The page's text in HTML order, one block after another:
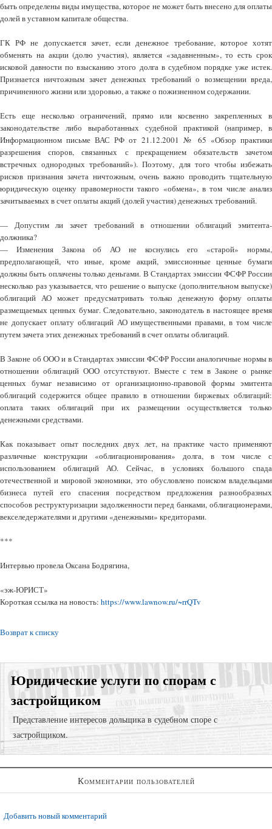
быть определены виды имущества, которое не может быть внесено для оплаты
долей в уставном капитале общества.
ГК РФ не допускается зачет, если денежное требование, которое хотят
обменять на акции (долю участия), является «задавненным», то есть срок
исковой давности по взысканию этого долга в судебном порядке уже истек.
Признается ничтожным зачет денежных требований о возмещении вреда,
причиненного жизни или здоровью, а также о пожизненном содержании.
Есть еще несколько ограничений, прямо или косвенно закрепленных в
законодательстве либо выработанных судебной практикой (например, в
Информационном письме ВАС РФ от 21.12.2001 № 65 «Обзор практики
разрешения споров, связанных с прекращением обязательств зачетом
встречных однородных требований»). Поэтому, для того чтобы избежать
рисков признания зачета ничтожным, очень важно проводить тщательную
юридическую оценку правомерности такого «обмена», в том числе анализ
зачитываемых в счет оплаты акций (долей участия) денежных требований.
— Допустим ли зачет требований в отношении облигаций эмитента-
должника?
— Изменения Закона об АО не коснулись его «старой» нормы,
предполагающей, что иные, кроме акций, эмиссионные ценные бумаги
должны быть оплачены только деньгами. В Стандартах эмиссии ФСФР России
несколько раз указывается, что решение о выпуске (дополнительном выпуске)
облигаций АО может предусматривать только денежную форму оплаты
размещаемых ценных бумаг. Следовательно, законодатель в настоящее время
не допускает оплату облигаций АО имущественными правами, в том числе
путем зачета этих денежных требований в счет оплаты облигаций.
В Законе об ООО и в Стандартах эмиссии ФСФР России аналогичные нормы в
отношении облигаций ООО отсутствуют. Вместе с тем в Законе о рынке
ценных бумаг независимо от организационно-правовой формы эмитента
облигаций содержится общее правило в отношении биржевых облигаций:
оплата таких облигаций при их размещении осуществляется только
денежными средствами.
Как показывает опыт последних двух лет, на практике часто применяют
различные конструкции «облигационирования» долга, в том числе с
использованием облигаций АО. Сейчас, в условиях большого спада
отечественной и мировой экономики, это обусловлено поиском владельцами
бизнеса путей его спасения посредством предложения разнообразных
способов реструктуризации задолженности перед банками, облигационерами,
векселедержателями и другими «денежными» кредиторами.
***
Интервью провела Оксана Бодрягина,
«эж-ЮРИСТ»
Короткая ссылка на новость: https://www.lawnow.ru/~rrQTv
Возврат к списку
Юридические услуги по спорам с
застройщиком
Представление интересов дольщика в судебном споре с
застройщиком.
Представление интересов в судах общей юрисдикции;
Взыскание задолженности;Комментарии пользователей
Добавить новый комментарий